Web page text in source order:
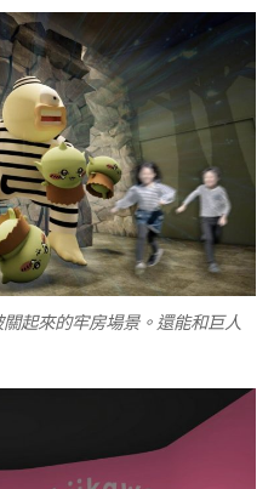
起來的牢房場景。還能和巨人